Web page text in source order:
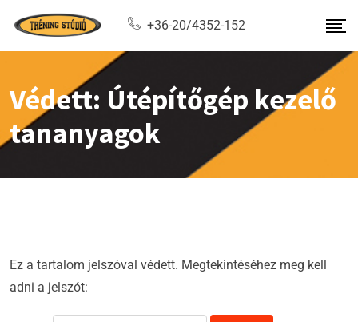
+36-20/4352-152
Védett: Útépítőgép kezelő
tananyagok
Ez a tartalom jelszóval védett. Megtekintéséhez meg kell
adni a jelszót: